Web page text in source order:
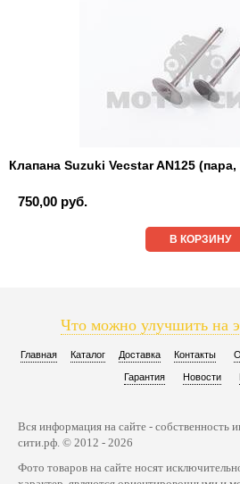
Клапана Suzuki Vecstar AN125
750,00 руб.
В КОРЗИНУ
Что можно улучшить на
Главная Каталог Доставка Контакты
Гарантия Новости
Вся информация на сайте - собственность
сити.рф. © 2012 - 2026
Фото товаров на сайте носят